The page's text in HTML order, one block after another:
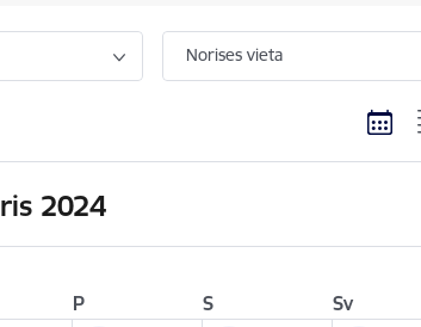
Norises vieta
2024
P S
Sv